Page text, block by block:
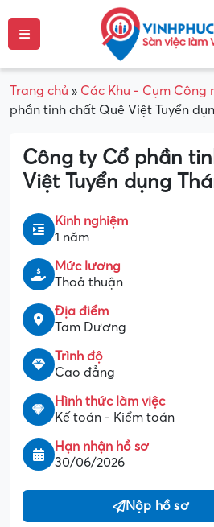
Trang chủ » Các Khu - Cụm Công
phần tinh chất Quê Việt Tuyển
Công ty Cổ phần
Việt Tuyển dụng
Kinh nghiệm
1 năm
Mức lương
Thoả thuận
Địa điểm
Tam Dương
Trình độ
Cao đẳng
Hình thức làm việc
Kế toán - Kiểm toán
Hạn nhận hồ sơ
30/06/2026
Nộp hồ sơ